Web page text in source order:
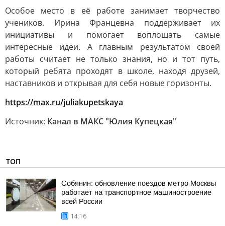
Особое место в её работе занимает творчество
учеников. Ирина Францевна поддерживает их
инициативы и помогает воплощать самые
интересные идеи. А главным результатом своей
работы считает не только знания, но и тот путь,
который ребята проходят в школе, находя друзей,
наставников и открывая для себя новые горизонты.
https://max.ru/juliakupetskaya
Источник: Канал в МАКС "Юлия Купецкая"
ТОП
Собянин: обновление поездов метро Москвы
работает на транспортное машиностроение
всей России
14:16